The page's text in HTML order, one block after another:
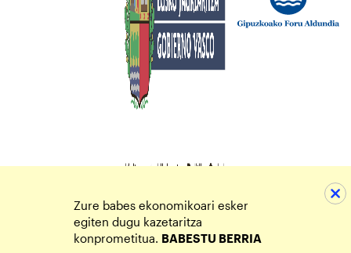
Zure babes ekonomikoari esker
egiten dugu kazetaritza
konprometitua. BABESTU BERRIA